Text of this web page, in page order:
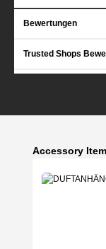
Bewertungen
Trusted Shops
Produktgalerie
Accessory